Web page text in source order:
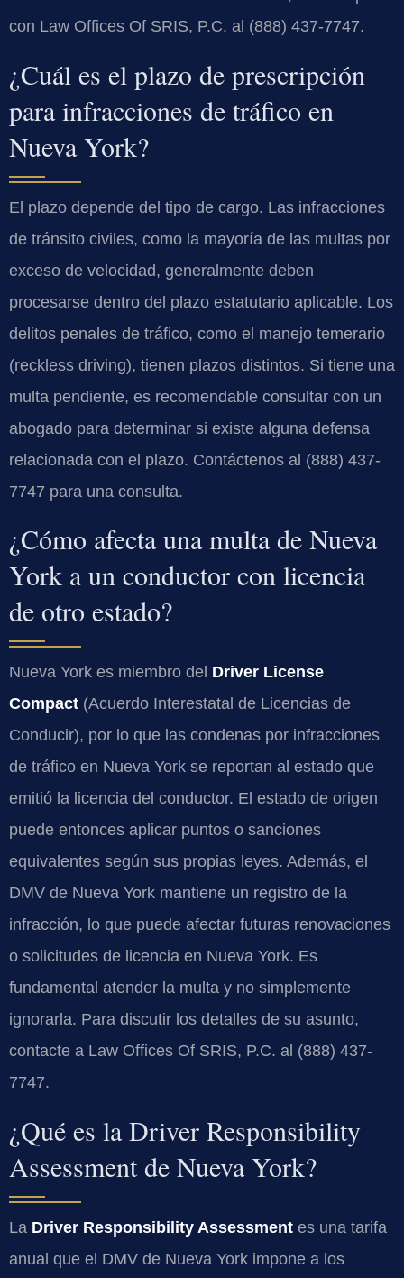
con Law Offices Of SRIS, P.C. al (888) 437-7747.
¿Cuál es el plazo de prescripción
para infracciones de tráfico en
Nueva York?
El plazo depende del tipo de cargo. Las infracciones
de tránsito civiles, como la mayoría de las multas por
exceso de velocidad, generalmente deben
procesarse dentro del plazo estatutario aplicable. Los
delitos penales de tráfico, como el manejo temerario
(reckless driving), tienen plazos distintos. Si tiene una
multa pendiente, es recomendable consultar con un
abogado para determinar si existe alguna defensa
relacionada con el plazo. Contáctenos al (888) 437-
7747 para una consulta.
¿Cómo afecta una multa de Nueva
York a un conductor con licencia
de otro estado?
Nueva York es miembro del Driver License
Compact (Acuerdo Interestatal de Licencias de
Conducir), por lo que las condenas por infracciones
de tráfico en Nueva York se reportan al estado que
emitió la licencia del conductor. El estado de origen
puede entonces aplicar puntos o sanciones
equivalentes según sus propias leyes. Además, el
DMV de Nueva York mantiene un registro de la
infracción, lo que puede afectar futuras renovaciones
o solicitudes de licencia en Nueva York. Es
fundamental atender la multa y no simplemente
ignorarla. Para discutir los detalles de su asunto,
contacte a Law Offices Of SRIS, P.C. al (888) 437-
7747.
¿Qué es la Driver Responsibility
Assessment de Nueva York?
La Driver Responsibility Assessment es una tarifa
anual que el DMV de Nueva York impone a los